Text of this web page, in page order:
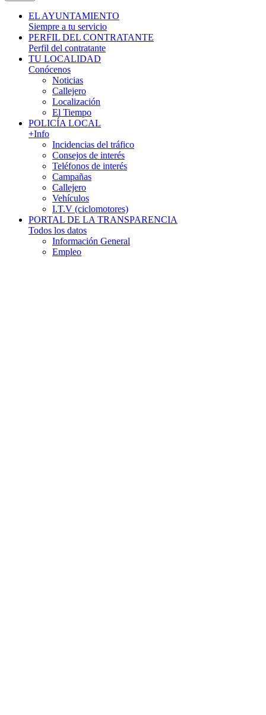
EL AYUNTAMIENTO
Siempre a tu servicio
PERFIL DEL CONTRATANTE
Perfil del contratante
TU LOCALIDAD
Conócenos
Noticias
Callejero
Localización
El Tiempo
POLICÍA LOCAL
+Info
Incidencias del tráfico
Consejos de interés
Teléfonos de interés
Campañas
Callejero
Vehículos
I.T.V (ciclomotores)
PORTAL DE LA TRANSPARENCIA
Todos los datos
Información General
Empleo